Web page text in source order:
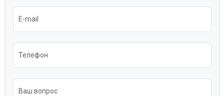
E-mail
Телефон
Ваш вопрос